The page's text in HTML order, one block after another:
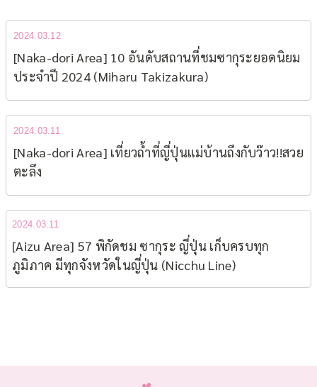
2024.03.12
[Naka-dori Area] 10 อันดับสถานที่ชมซากุระยอดนิยม​
ประจำปี 2024 (Miharu Takizakura)
2024.03.11
[Naka-dori Area] เที่ยวถ้ำที่ญี่ปุ่นแม่บ้านถึงกับว๊าว!!สวย
ตะลึง
2024.03.11
[Aizu Area] 57 พิกัดชม ซากุระ ญี่ปุ่น เก็บครบทุก
ภูมิภาค มีทุกจังหวัดในญี่ปุ่น (Nicchu Line)